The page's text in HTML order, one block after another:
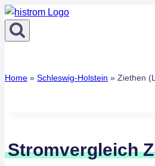
Zum
Inhalt
springen
Home » Schleswig-Holstein » Ziethen
Stromvergleich